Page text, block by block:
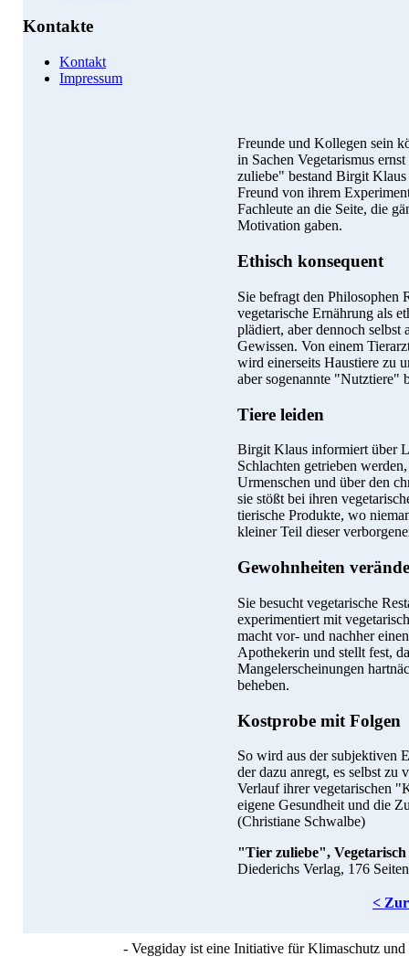
Kontakte
Kontakt
Impressum
Freunde und Kollegen sein
in Sachen Vegetarismus
zuliebe" bestand Birgit Klaus
Freund von ihrem
Fachleute an die Seite, die
Motivation gaben.
Ethisch konsequent
Sie befragt den Philosophen
vegetarische Ernährung als
plädiert, aber dennoch selbst
Gewissen. Von einem
wird einerseits Haustiere zu
aber sogenannte "Nutztiere"
Tiere leiden
Birgit Klaus informiert über
Schlachten getrieben
Urmenschen und über den
sie stößt bei ihren
tierische Produkte, wo
kleiner Teil dieser
Gewohnheiten
Sie besucht vegetarische
experimentiert mit
macht vor- und nachher
Apothekerin und stellt fest,
Mangelerscheinungen
beheben.
Kostprobe mit Folgen
So wird aus der subjektiven
der dazu anregt, es selbst
Verlauf ihrer vegetarischen
eigene Gesundheit und die
(Christiane Schwalbe)
"Tier zuliebe",
Diederichs Verlag, 176
<
- Veggiday ist eine Initiative für Klimaschutz